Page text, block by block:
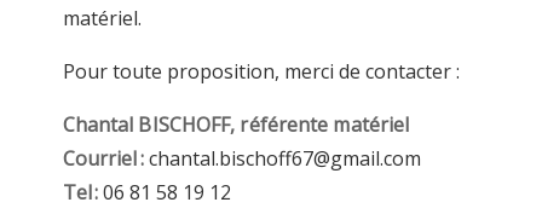
matériel.
Pour toute proposition, merci de contacter :
Chantal BISCHOFF, référente matériel
Courriel :chantal.bischoff67@gmail.com
Tel :06 81 58 19 12